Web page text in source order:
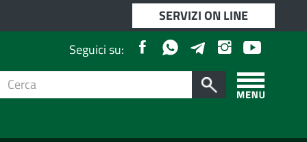
SERVIZI ON LINE
Seguici su:
FacebookWhatsapp Telegram InstagramYoutube
Apri/chiudi
menù
Cerca